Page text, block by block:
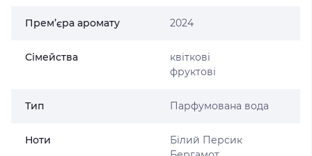
Прем’єра аромату 2024
Сімейства
квіткові
фруктові
Тип Парфумована вода
Ноти
Білий Персик